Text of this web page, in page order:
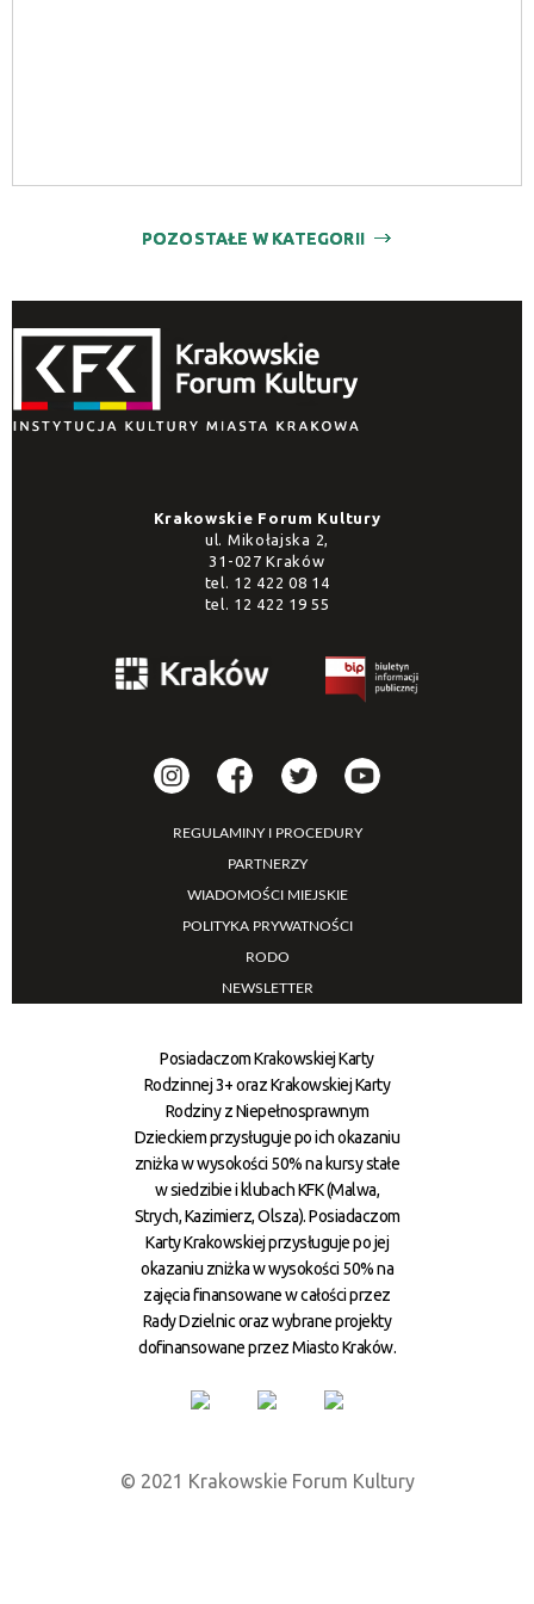
POZOSTAŁE W KATEGORII
Krakowskie Forum Kultury
ul. Mikołajska 2,
31-027 Kraków
tel. 12 422 08 14
tel. 12 422 19 55
REGULAMINY I PROCEDURY
PARTNERZY
WIADOMOŚCI MIEJSKIE
POLITYKA PRYWATNOŚCI
RODO
NEWSLETTER
Posiadaczom Krakowskiej Karty
Rodzinnej 3+ oraz Krakowskiej Karty
Rodziny z Niepełnosprawnym
Dzieckiem przysługuje po ich okazaniu
zniżka w wysokości 50% na kursy stałe
w siedzibie i klubach KFK (Malwa,
Strych, Kazimierz, Olsza). Posiadaczom
Karty Krakowskiej przysługuje po jej
okazaniu zniżka w wysokości 50% na
zajęcia finansowane w całości przez
Rady Dzielnic oraz wybrane projekty
dofinansowane przez Miasto Kraków.
© 2021 Krakowskie Forum Kultury